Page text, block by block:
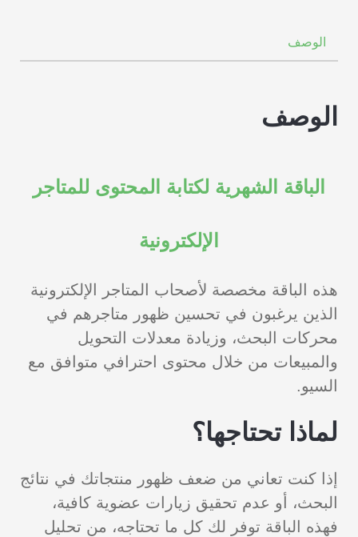
الوصف
الوصف
الباقة الشهرية لكتابة المحتوى للمتاجر
الإلكترونية
هذه الباقة مخصصة لأصحاب المتاجر الإلكترونية
الذين يرغبون في تحسين ظهور متاجرهم في
محركات البحث، وزيادة معدلات التحويل
والمبيعات من خلال محتوى احترافي متوافق مع
السيو.
لماذا تحتاجها؟
إذا كنت تعاني من ضعف ظهور منتجاتك في نتائج
البحث، أو عدم تحقيق زيارات عضوية كافية،
فهذه الباقة توفر لك كل ما تحتاجه، من تحليل